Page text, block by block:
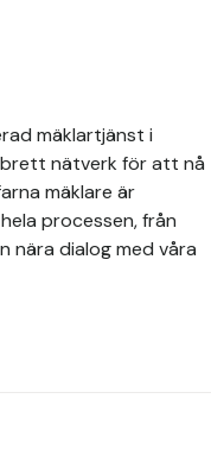
mäklartjänst i
brett nätverk för att nå
mäklare är
processen, från
nära dialog med våra